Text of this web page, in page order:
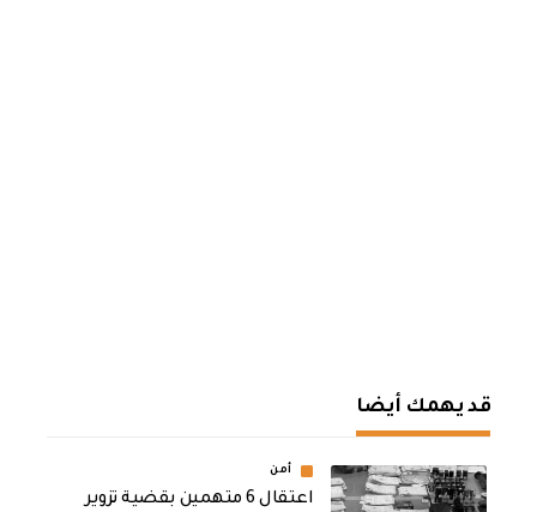
قد يهمك أيضا
أمن
اعتقال 6 متهمين بقضية تزوير